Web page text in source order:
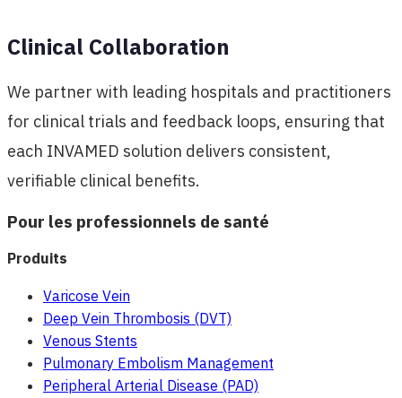
Clinical Collaboration
We partner with leading hospitals and practitioners
for clinical trials and feedback loops, ensuring that
each INVAMED solution delivers consistent,
verifiable clinical benefits.
Pour les professionnels de santé
Produits
Varicose Vein
Deep Vein Thrombosis (DVT)
Venous Stents
Pulmonary Embolism Management
Peripheral Arterial Disease (PAD)